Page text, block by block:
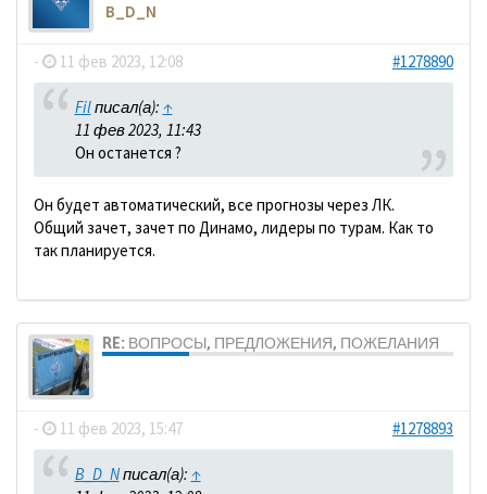
B_D_N
- 11 фев 2023, 12:08 #1278890
Filписал(а): ↑
11 фев 2023, 11:43
Он останется ?
Он будет автоматический, все прогнозы через ЛК.
Общий зачет, зачет по Динамо, лидеры по турам. Как то
так планируется.
RE: ВОПРОСЫ, ПРЕДЛОЖЕНИЯ, ПОЖЕЛАНИЯ
- 11 фев 2023, 15:47 #1278893
B_D_Nписал(а): ↑